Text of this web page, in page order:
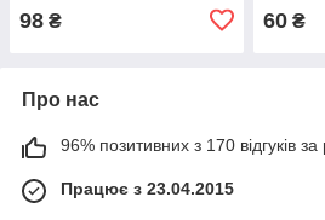
98 ₴ 60₴
Про нас
96% позитивних з 170 відгуків за
Працює з 23.04.2015